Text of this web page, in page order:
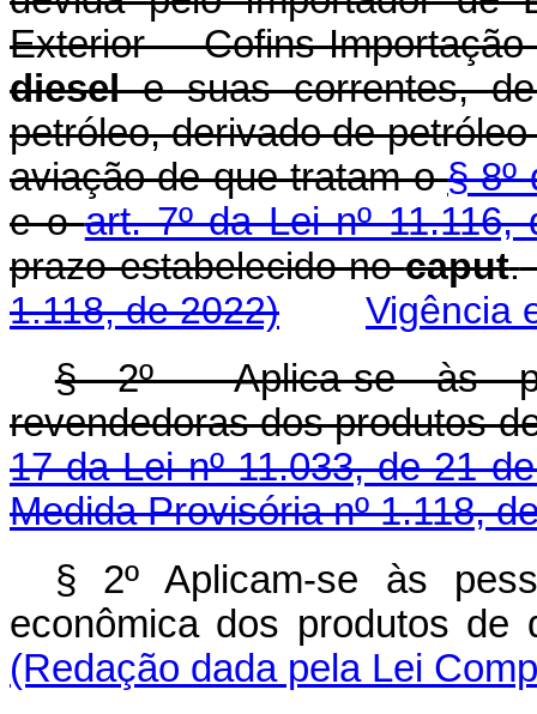
Exterior - Cofins-
diesele suas correntes,
petróleo, derivado de
aviação de que tratam o§ 8º
e oart. 7º da Lei nº 11.116,
prazo estabelecido nocaput.
1.118, de 2022)
Vigência
§ 2º Aplica-se às
revendedoras dos produtos
17 da Lei nº 11.033, de 21
Medida Provisória nº 1.118,
§ 2º Aplicam-se às
econômica dos produtos
(Redação dada pela Lei